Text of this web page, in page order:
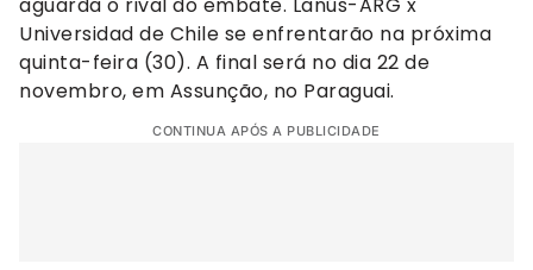
Universidad de Chile se enfrentarão na próxima
quinta-feira (30). A final será no dia 22 de
novembro, em Assunção, no Paraguai.
CONTINUA APÓS A PUBLICIDADE